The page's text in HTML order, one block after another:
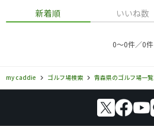
新着順 いいね数
0〜0件／0件
my caddie ゴルフ場検索 青森県のゴルフ場一覧